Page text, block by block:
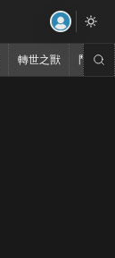
轉世之獸 鬥破蒼